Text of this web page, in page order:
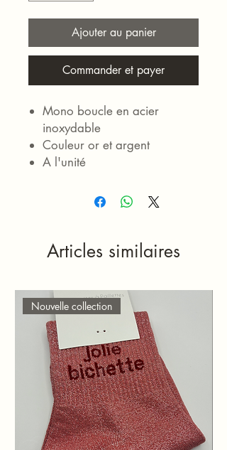
Ajouter au panier
Commander et payer
Mono boucle en acier
inoxydable
Couleur or et argent
A l'unité
Articles similaires
Nouvelle collection